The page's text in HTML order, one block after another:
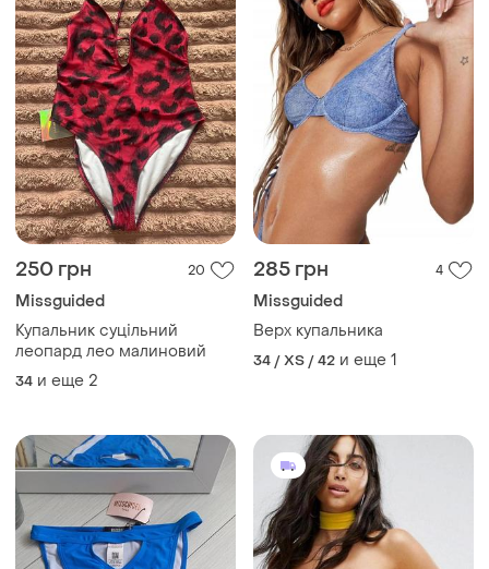
250 грн 20
Missguided
Купальник суцільний
леопард лео малиновий
34 и еще 2
285 грн 4
Missguided
Верх купальника
34 / XS / 42 и еще 1